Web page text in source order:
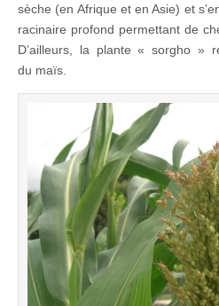
sèche (en Afrique et en Asie) et
racinaire profond permettant de
D’ailleurs, la plante « sorgho »
du maïs.